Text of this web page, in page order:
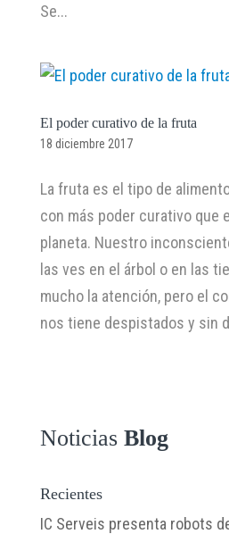
Se...
El poder curativo de la fruta
18 diciembre 2017
La fruta es el tipo de
con más poder curativo que
planeta. Nuestro
las ves en el árbol o en las
mucho la atención, pero el
nos tiene despistados y sin
Noticias Blog
Recientes
IC Serveis presenta robots